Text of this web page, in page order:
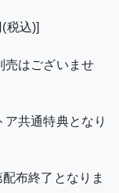
税込)]
売はございませ
ア共通特典となり
布終了となりま